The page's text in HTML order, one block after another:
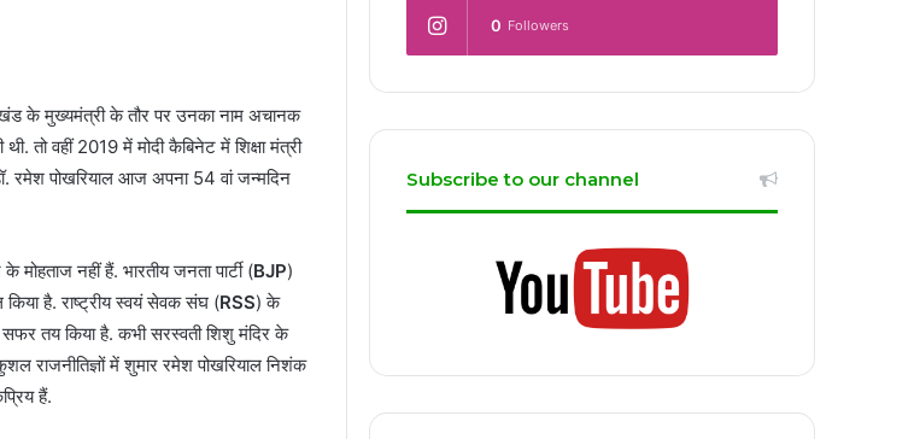
के मुख्यमंत्री के तौर पर उनका नाम अचानक
तो वहीं 2019 में मोदी कैबिनेट में शिक्षा मंत्री
रमेश पोखरियाल आज अपना 54 वां जन्मदिन
मोहताज नहीं हैं. भारतीय जनता पार्टी (BJP)
है. राष्‍ट्रीय स्‍वयं सेवक संघ (RSS) के
तय क‍िया है. कभी सरस्‍वती श‍िशु मंद‍िर के
राजनीत‍िज्ञों में शुमार रमेश पोखर‍ियाल न‍िशंक
हैं.
0 Followers
Subscribe to our channel